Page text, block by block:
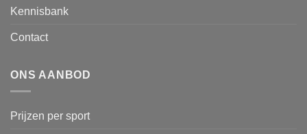
Kennisbank
Contact
ONS AANBOD
Prijzen per sport